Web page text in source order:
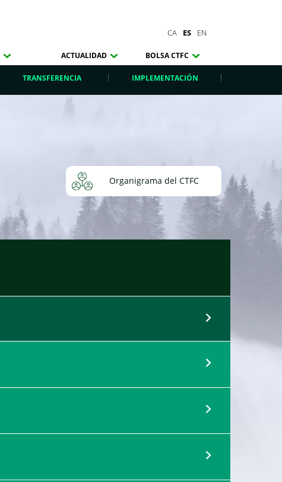
CA ES EN
ACTUALIDAD BOLSA CTFC
TRANSFERENCIA IMPLEMENTACIÓN
Organigrama del CTFC